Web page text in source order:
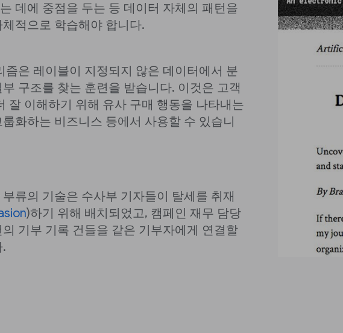
데에 중점을 두는 등 데이터 자체의 패턴을
적으로 학습해야 합니다.
즘은 레이블이 지정되지 않은 데이터에서 분
구조를 찾는 훈련을 받습니다. 이것은 고객
잘 이해하기 위해 유사 구매 행동을 나타내는
화하는 비즈니스 등에서 사용할 수 있습니
류의 기술은 수사부 기자들이 탈세를 취재
)하기 위해 배치되었고, 캠페인 재무 담당
기부 기록 건들을 같은 기부자에게 연결할